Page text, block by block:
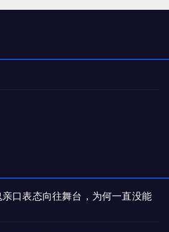
口表态向往舞台，为何一直没能